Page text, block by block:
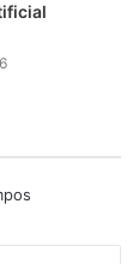
mas
acessível
e